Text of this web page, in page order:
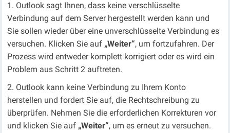
Outlook sagt Ihnen, dass keine verschlüsselte
Verbindung auf dem Server hergestellt werden kann und
Sie sollen wieder über eine unverschlüsselte Verbindung es
versuchen. Klicken Sie auf „Weiter“, um fortzufahren. Der
Prozess wird entweder komplett korrigiert oder es wird ein
Problem aus Schritt 2 auftreten.
Outlook kann keine Verbindung zu Ihrem Konto
herstellen und fordert Sie auf, die Rechtschreibung zu
überprüfen. Nehmen Sie die erforderlichen Korrekturen vor
und klicken Sie auf „Weiter“, um es erneut zu versuchen.